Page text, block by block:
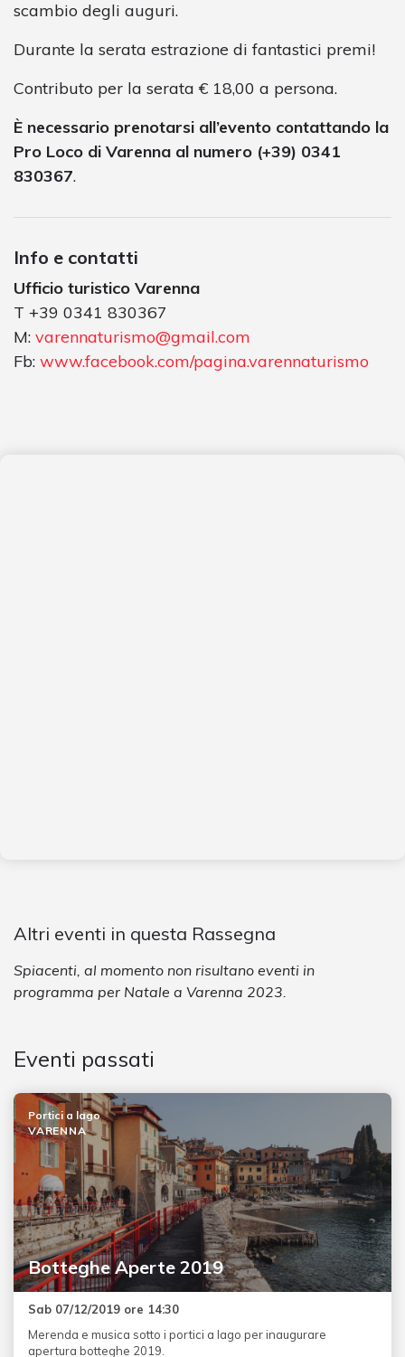
scambio degli auguri.
Durante la serata estrazione di fantastici premi!
Contributo per la serata € 18,00 a persona.
È necessario prenotarsi all’evento contattando la
Pro Loco di Varenna al numero (+39) 0341
830367.
Info e contatti
Ufficio turistico Varenna
T +39 0341 830367
M: varennaturismo@gmail.com
Fb: www.facebook.com/pagina.varennaturismo
Altri eventi in questa Rassegna
Spiacenti, al momento non risultano eventi in
programma per Natale a Varenna 2023.
Eventi passati
Botteghe Aperte 2019
Portici a lago
VARENNA
Sab 07/12/2019 ore 14:30
Merenda e musica sotto i portici a lago per inaugurare
apertura botteghe 2019.